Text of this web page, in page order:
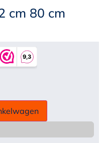
cm 80 cm